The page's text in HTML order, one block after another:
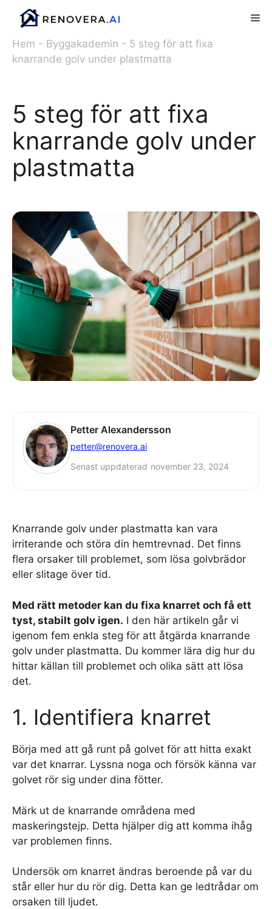
Hoppa
innehåll
Hem - Byggakademin - 5 steg för att fixa
knarrande golv under plastmatta
5 steg för att fixa
knarrande golv under
plastmatta
Petter Alexandersson
petter@renovera.ai
Senast uppdaterad november 23, 2024
Knarrande golv under plastmatta kan vara
irriterande och störa din hemtrevnad. Det finns
flera orsaker till problemet, som lösa golvbrädor
eller slitage över tid.
Med rätt metoder kan du fixa knarret och få ett
tyst, stabilt golv igen. I den här artikeln går vi
igenom fem enkla steg för att åtgärda knarrande
golv under plastmatta. Du kommer lära dig hur du
hittar källan till problemet och olika sätt att lösa
det.
1. Identifiera knarret
Börja med att gå runt på golvet för att hitta exakt
var det knarrar. Lyssna noga och försök känna var
golvet rör sig under dina fötter.
Märk ut de knarrande områdena med
maskeringstejp. Detta hjälper dig att komma ihåg
var problemen finns.
Undersök om knarret ändras beroende på var du
står eller hur du rör dig. Detta kan ge ledtrådar om
orsaken till ljudet.